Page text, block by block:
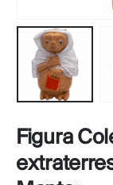
Figura